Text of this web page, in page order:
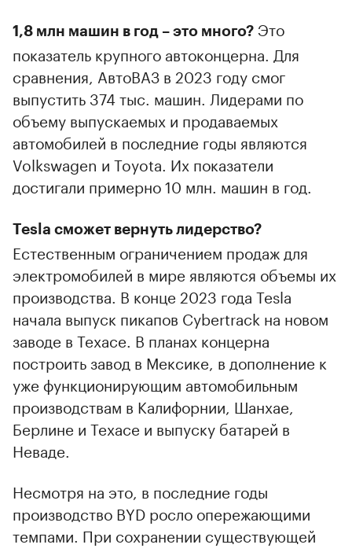
1,8 млн машин в год – это много? Это
показатель крупного автоконцерна. Для
сравнения, АвтоВАЗ в 2023 году смог
выпустить 374 тыс. машин. Лидерами по
объему выпускаемых и продаваемых
автомобилей в последние годы являются
Volkswagen и Toyota. Их показатели
достигали примерно 10 млн. машин в год.
Tesla сможет вернуть лидерство?
Естественным ограничением продаж для
электромобилей в мире являются объемы их
производства. В конце 2023 года Tesla
начала выпуск пикапов Cybertrack на новом
заводе в Техасе. В планах концерна
построить завод в Мексике, в дополнение к
уже функционирующим автомобильным
производствам в Калифорнии, Шанхае,
Берлине и Техасе и выпуску батарей в
Неваде.
Несмотря на это, в последние годы
производство BYD росло опережающими
темпами. При сохранении существующей